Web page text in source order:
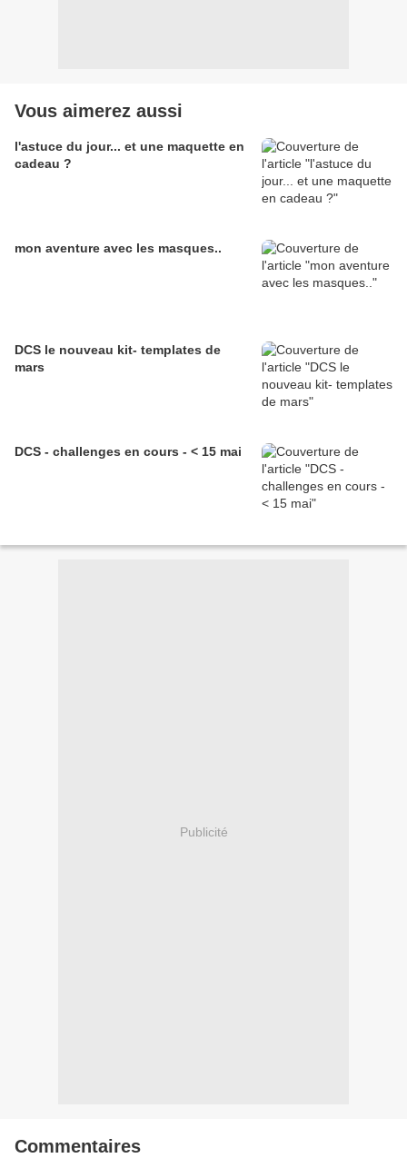
Vous aimerez aussi
l'astuce du jour... et une maquette en
cadeau ?
mon aventure avec les masques..
DCS le nouveau kit- templates de
mars
DCS - challenges en cours - < 15 mai
Publicité
Commentaires